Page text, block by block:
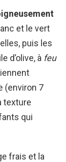
et le vert
puis les
d’olive, à feu
(environ 7
texture
qui
frais et la